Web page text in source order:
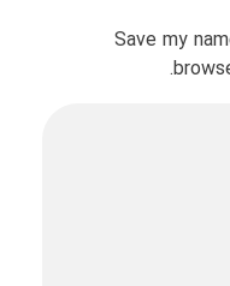
Save my